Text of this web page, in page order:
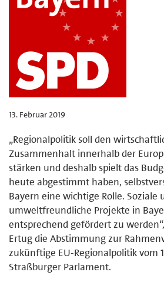
13. Februar 2019
„Regionalpolitik soll den
Zusammenhalt innerhalb der
stärken und deshalb spielt das
heute abgestimmt haben,
Bayern eine wichtige Rolle. Soziale
umweltfreundliche Projekte in
entsprechend gefördert zu
Ertug die Abstimmung zur
zukünftige EU-Regionalpolitik vom
Straßburger Parlament.